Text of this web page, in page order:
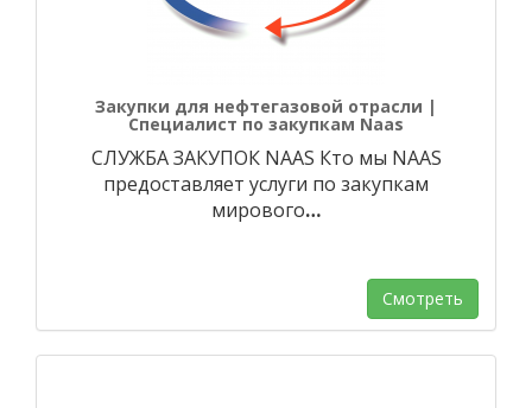
Закупки для нефтегазовой отрасли |
Специалист по закупкам Naas
СЛУЖБА ЗАКУПОК NAAS Кто мы NAAS
предоставляет услуги по закупкам
мирового…
Смотреть